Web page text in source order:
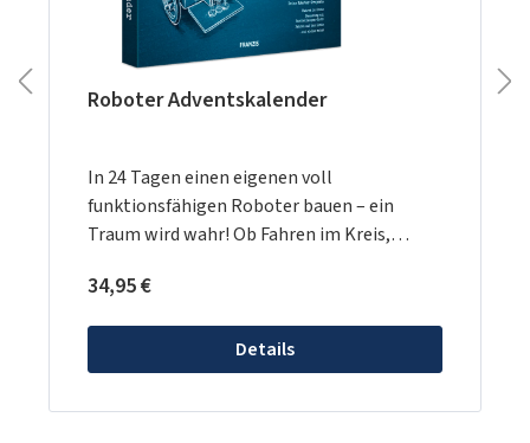
Roboter Adventskalender
In 24 Tagen einen eigenen voll
funktionsfähigen Roboter bauen – ein
Traum wird wahr! Ob Fahren im Kreis,
der-Linie-Fahren: für diesen Roboter kein
Problem. Für die Adventszeit die ideale
Aufgabe für kleine (und große) Tüftler.Alles
drin, alles dran – es kann direkt losgehenDie
24 Boxen enthalten alle elektronischen
Regulärer Preis:
34,95 €
Details